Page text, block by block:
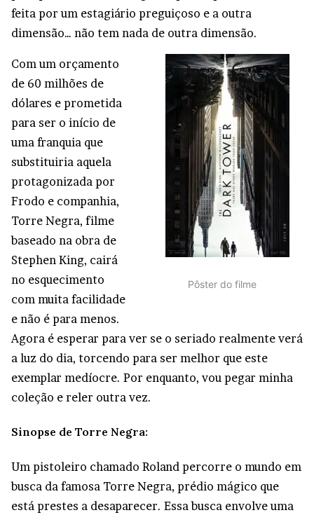
feita por um estagiário preguiçoso e a outra
dimensão… não tem nada de outra dimensão.
Pôster do filme
Com um orçamento
de 60 milhões de
dólares e prometida
para ser o início de
uma franquia que
substituiria aquela
protagonizada por
Frodo e companhia,
Torre Negra, filme
baseado na obra de
Stephen King, cairá
no esquecimento
com muita facilidade
e não é para menos.
Agora é esperar para ver se o seriado realmente verá
a luz do dia, torcendo para ser melhor que este
exemplar medíocre. Por enquanto, vou pegar minha
coleção e reler outra vez.
Sinopse de Torre Negra:
Um pistoleiro chamado Roland percorre o mundo em
busca da famosa Torre Negra, prédio mágico que
está prestes a desaparecer. Essa busca envolve uma